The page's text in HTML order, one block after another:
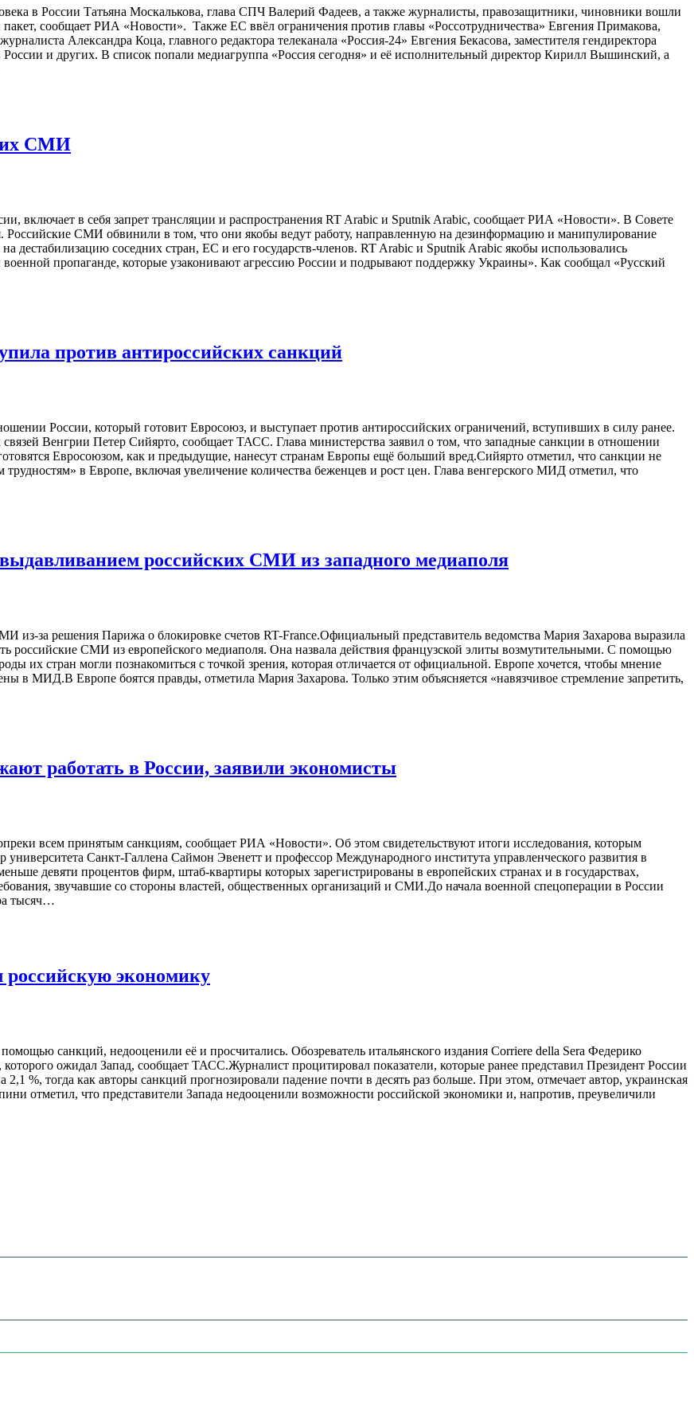
в России Татьяна Москалькова, глава СПЧ Валерий Фадеев, а также журналисты, правозащитники, чиновники вошли
сообщает РИА «Новости». Также ЕС ввёл ограничения против главы «Россотрудничества» Евгения Примакова,
Александра Коца, главного редактора телеканала «Россия-24» Евгения Бекасова, заместителя гендиректора
и других. В список попали медиагруппа «Россия сегодня» и её исполнительный директор Кирилл Вышинский, а
СМИ
включает в себя запрет трансляции и распространения RT Arabic и Sputnik Arabic, сообщает РИА «Новости». В Совете
Российские СМИ обвинили в том, что они якобы ведут работу, направленную на дезинформацию и манипулирование
дестабилизацию соседних стран, ЕС и его государств-членов. RT Arabic и Sputnik Arabic якобы использовались
пропаганде, которые узаконивают агрессию России и подрывают поддержку Украины». Как сообщал «Русский
против антироссийских санкций
России, который готовит Евросоюз, и выступает против антироссийских ограничений, вступивших в силу ранее.
Венгрии Петер Сийярто, сообщает ТАСС. Глава министерства заявил о том, что западные санкции в отношении
Евросоюзом, как и предыдущие, нанесут странам Европы ещё больший вред.Сийярто отметил, что санкции не
в Европе, включая увеличение количества беженцев и рост цен. Глава венгерского МИД отметил, что
российских СМИ из западного медиаполя
за решения Парижа о блокировке счетов RT-France.Официальный представитель ведомства Мария Захарова выразила
российские СМИ из европейского медиаполя. Она назвала действия французской элиты возмутительными. С помощью
их стран могли познакомиться с точкой зрения, которая отличается от официальной. Европе хочется, чтобы мнение
в МИД.В Европе боятся правды, отметила Мария Захарова. Только этим объясняется «навязчивое стремление запретить,
работать в России, заявили экономисты
всем принятым санкциям, сообщает РИА «Новости». Об этом свидетельствуют итоги исследования, которым
Санкт-Галлена Саймон Эвенетт и профессор Международного института управленческого развития в
девяти процентов фирм, штаб-квартиры которых зарегистрированы в европейских странах и в государствах,
звучавшие со стороны властей, общественных организаций и СМИ.До начала военной спецоперации в России
тысяч…
экономику
санкций, недооценили её и просчитались. Обозреватель итальянского издания Corriere della Sera Федерико
ожидал Запад, сообщает ТАСС.Журналист процитировал показатели, которые ранее представил Президент России
%, тогда как авторы санкций прогнозировали падение почти в десять раз больше. При этом, отмечает автор, украинская
отметил, что представители Запада недооценили возможности российской экономики и, напротив, преувеличили